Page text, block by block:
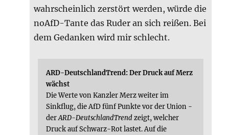
wahrscheinlich zerstört werden, würde die
noAfD-Tante das Ruder an sich reißen. Bei
dem Gedanken wird mir schlecht.
ARD-DeutschlandTrend: Der Druck auf Merz
wächst
Die Werte von Kanzler Merz weiter im
Sinkflug, die AfD fünf Punkte vor der Union -
derARD-DeutschlandTrendzeigt, welcher
Druck auf Schwarz-Rot lastet. Auf die